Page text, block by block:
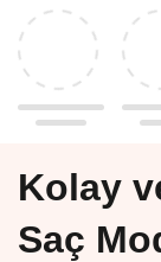
Kolay
Saç